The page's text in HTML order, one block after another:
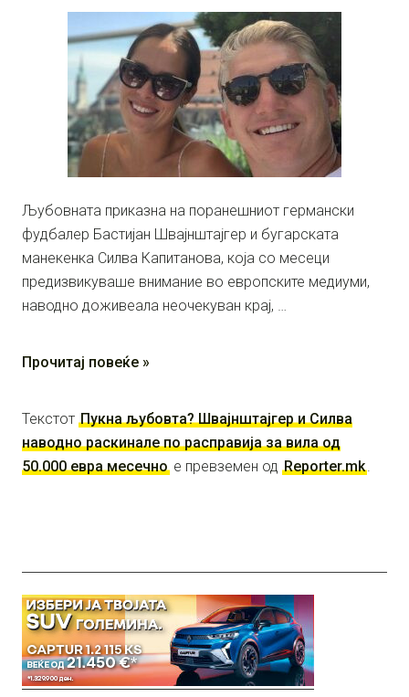
Љубовната приказна на поранешниот германски
фудбалер Бастијан Швајнштајгер и бугарската
манекенка Силва Капитанова, која со месеци
предизвикуваше внимание во европските медиуми,
наводно доживеала неочекуван крај, …
Прочитај повеќе »
Текстот Пукна љубовта? Швајнштајгер и Силва
наводно раскинале по расправија за вила од
50.000 евра месечно е превземен од Reporter.mk.